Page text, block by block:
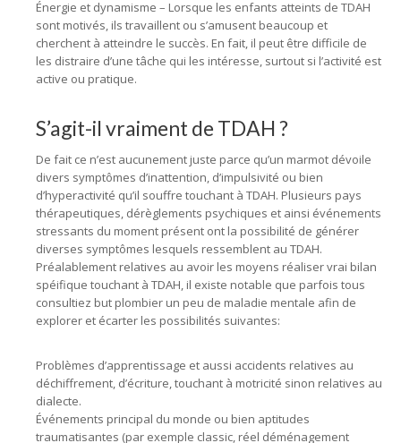
Énergie et dynamisme – Lorsque les enfants atteints de TDAH
sont motivés, ils travaillent ou s’amusent beaucoup et
cherchent à atteindre le succès. En fait, il peut être difficile de
les distraire d’une tâche qui les intéresse, surtout si l’activité est
active ou pratique.
S’agit-il vraiment de TDAH ?
De fait ce n’est aucunement juste parce qu’un marmot dévoile
divers symptômes d’inattention, d’impulsivité ou bien
d’hyperactivité qu’il souffre touchant à TDAH. Plusieurs pays
thérapeutiques, dérèglements psychiques et ainsi événements
stressants du moment présent ont la possibilité de générer
diverses symptômes lesquels ressemblent au TDAH.
Préalablement relatives au avoir les moyens réaliser vrai bilan
spéifique touchant à TDAH, il existe notable que parfois tous
consultiez but plombier un peu de maladie mentale afin de
explorer et écarter les possibilités suivantes:
Problèmes d’apprentissage et aussi accidents relatives au
déchiffrement, d’écriture, touchant à motricité sinon relatives au
dialecte.
Événements principal du monde ou bien aptitudes
traumatisantes (par exemple classic, réel déménagement